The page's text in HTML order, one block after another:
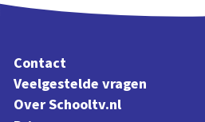
Contact
Veelgestelde vragen
Over Schooltv.nl